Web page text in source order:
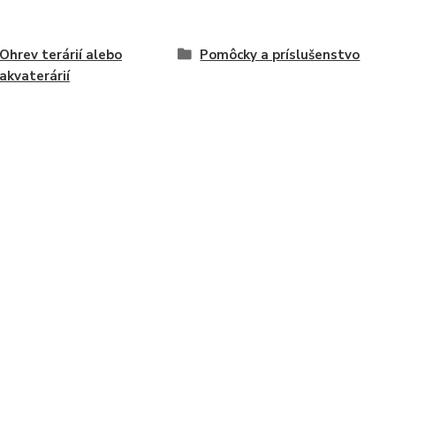
Ohrev terárií alebo
akvaterárií
Pomôcky a príslušenstvo